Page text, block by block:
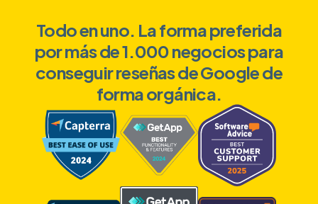
Todo en uno. La forma preferida
por más de 1.000 negocios para
conseguir reseñas de Google de
forma orgánica.